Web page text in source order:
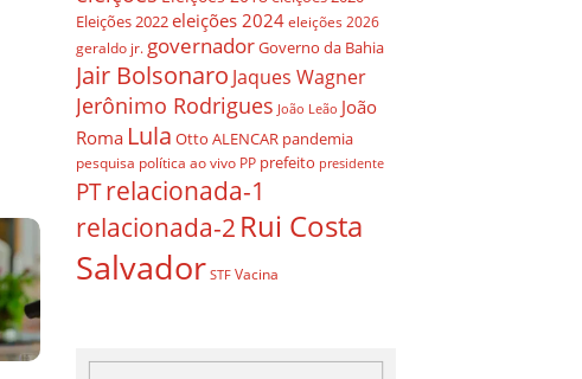
Eleições 2022eleições 2024 eleições 2026
geraldo jr. governadorGoverno da Bahia
Jair Bolsonaro Jaques Wagner
Jerônimo Rodrigues João Leão João
Roma Lula Otto ALENCAR pandemia
pesquisa política ao vivo PP prefeito presidente
PTrelacionada-1
relacionada-2 Rui Costa
Salvador STF Vacina